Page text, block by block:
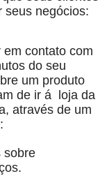
seus negócios:
contato com
do seu
um produto
de ir á loja da
através de um
sobre